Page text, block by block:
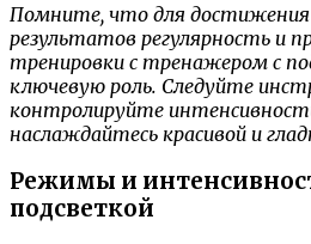
Помните, что для
результатов регулярность и
тренировки с тренажером с
ключевую роль. Следуйте
контролируйте
наслаждайтесь красивой и
Режимы и
подсветкой